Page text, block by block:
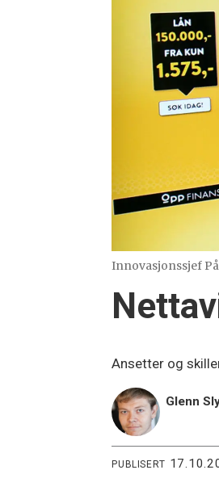
Innovasjonssjef
Ansetter og
Glenn
PUBLISERT